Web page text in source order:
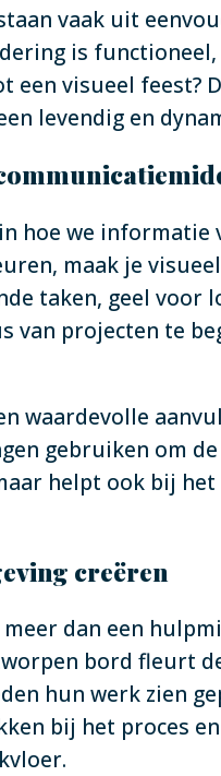
vaak uit
is
een visueel
levendig en
hoe we
maak je
taken, geel voor
van projecten te
waardevolle
gebruiken om
helpt ook bij
creëren
dan een
bord fleurt
hun werk zien
bij het proces